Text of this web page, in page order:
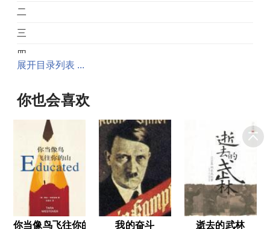
二
三
四
一
二
四
第四章 孤岛岁月
二
展开目录列表 ...
你也会喜欢
你当像鸟飞往你的山 我的奋斗 逝去的武林